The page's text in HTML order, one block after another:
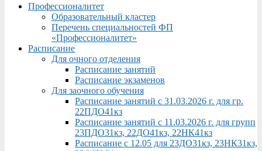
Профессионалитет
Образовательный кластер
Перечень специальностей ФП
«Профессионалитет»
Расписание
Для очного отделения
Расписание занятий
Расписание экзаменов
Для заочного обучения
Расписание занятий с 31.03.2026 г. для гр.
22ПДО41кз
Расписание занятий с 11.03.2026 г. для групп
23ПДО31кз, 22ДО41кз, 22НК41кз
Расписание с 12.05 для 23ДО31кз, 23НК31кз,